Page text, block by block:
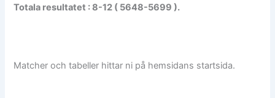
Totala resultatet : 8-12 ( 5648-5699 ).
Matcher och tabeller hittar ni på hemsidans startsida.